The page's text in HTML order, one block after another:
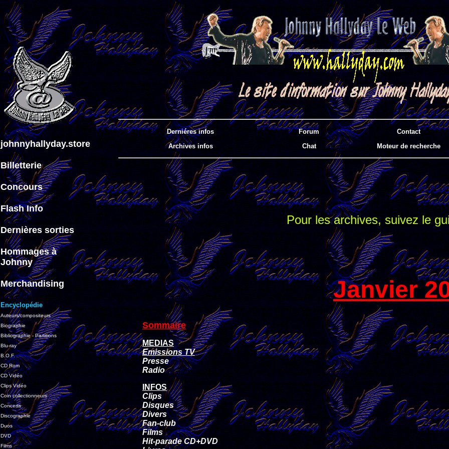
Derniéres infos Forum
Contact
Archives infos
Chat Moteur de recherche
johnnyhallyday.store
Billetterie
Concours
Flash Info
Dernières sorties
Hommages à
Johnny
Merchandising
Encyclopédie
Auteurs/compositeurs
Biographie
Bibliographie - Partitions
Blu-ray
B.O.F.
CD Rom
CD Vidéo
Clips Vidéo
Coin collectionneurs
Concerts
Discographie
Duos
DVD
Films
Pour les archives, suivez le
Janvier
Sommaire
MEDIAS
Emissions TV
Presse
Radio
INFOS
Clips
Disques
Divers
Fan-club
Films
Hit-parade CD+DVD